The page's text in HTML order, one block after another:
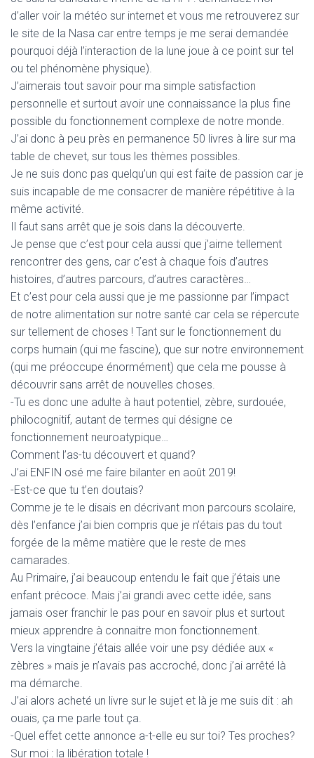
d’aller voir la météo sur internet et vous me retrouverez sur
le site de la Nasa car entre temps je me serai demandée
pourquoi déjà l’interaction de la lune joue à ce point sur tel
ou tel phénomène physique).
J’aimerais tout savoir pour ma simple satisfaction
personnelle et surtout avoir une connaissance la plus fine
possible du fonctionnement complexe de notre monde.
J’ai donc à peu près en permanence 50 livres à lire sur ma
table de chevet, sur tous les thèmes possibles.
Je ne suis donc pas quelqu’un qui est faite de passion car je
suis incapable de me consacrer de manière répétitive à la
même activité.
Il faut sans arrêt que je sois dans la découverte.
Je pense que c’est pour cela aussi que j’aime tellement
rencontrer des gens, car c’est à chaque fois d’autres
histoires, d’autres parcours, d’autres caractères…
Et c’est pour cela aussi que je me passionne par l’impact
de notre alimentation sur notre santé car cela se répercute
sur tellement de choses ! Tant sur le fonctionnement du
corps humain (qui me fascine), que sur notre environnement
(qui me préoccupe énormément) que cela me pousse à
découvrir sans arrêt de nouvelles choses.
-Tu es donc une adulte à haut potentiel, zèbre, surdouée,
philocognitif, autant de termes qui désigne ce
fonctionnement neuroatypique…
Comment l’as-tu découvert et quand?
J’ai ENFIN osé me faire bilanter en août 2019!
-Est-ce que tu t’en doutais?
Comme je te le disais en décrivant mon parcours scolaire,
dès l’enfance j’ai bien compris que je n’étais pas du tout
forgée de la même matière que le reste de mes
camarades.
Au Primaire, j’ai beaucoup entendu le fait que j’étais une
enfant précoce. Mais j’ai grandi avec cette idée, sans
jamais oser franchir le pas pour en savoir plus et surtout
mieux apprendre à connaitre mon fonctionnement.
Vers la vingtaine j’étais allée voir une psy dédiée aux «
zèbres » mais je n’avais pas accroché, donc j’ai arrêté là
ma démarche.
J’ai alors acheté un livre sur le sujet et là je me suis dit : ah
ouais, ça me parle tout ça.
-Quel effet cette annonce a-t-elle eu sur toi? Tes proches?
Sur moi : la libération totale !